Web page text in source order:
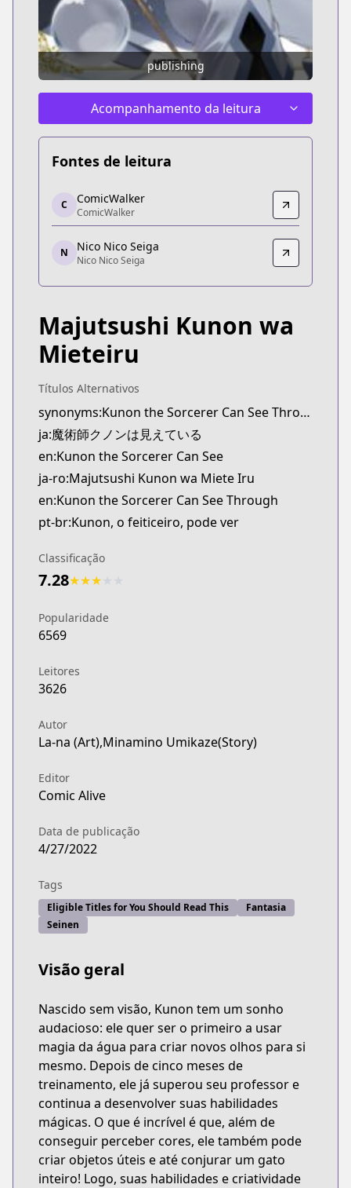
publishing
Acompanhamento da leitura
Fontes de leitura
ComicWalker
ComicWalker
https://comic-walker.com/contents/detail/
Nico Nico Seiga
Nico Nico Seiga
https://seiga.nicovideo.jp/comic/58094
C ComicWalker
ComicWalker
N Nico Nico Seiga
Nico Nico Seiga
Majutsushi Kunon wa
Mieteiru
Títulos Alternativos
synonyms:Kunon the Sorcerer Can See Through
ja:魔術師クノンは見えている
en:Kunon the Sorcerer Can See
ja-ro:Majutsushi Kunon wa Miete Iru
en:Kunon the Sorcerer Can See Through
pt-br:Kunon, o feiticeiro, pode ver
Classificação
7.28★★★
Popularidade
6569
Leitores
3626
Autor
La-na (Art),Minamino Umikaze(Story)
Editor
Comic Alive
Data de publicação
4/27/2022
Tags
Eligible Titles for You Should Read This
Fantasia
Seinen
Visão geral
Nascido sem visão, Kunon tem um sonho
audacioso: ele quer ser o primeiro a usar
magia da água para criar novos olhos para si
mesmo. Depois de cinco meses de
treinamento, ele já superou seu professor e
continua a desenvolver suas habilidades
mágicas. O que é incrível é que, além de
conseguir perceber cores, ele também pode
criar objetos úteis e até conjurar um gato
inteiro! Logo, suas habilidades e criatividade